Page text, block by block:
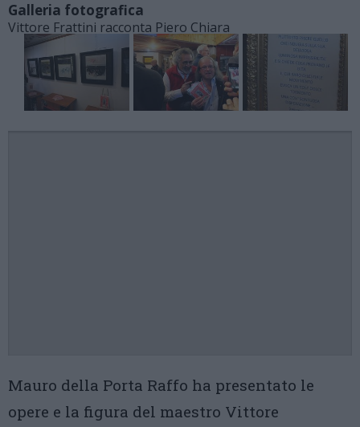
Galleria fotografica
Vittore Frattini racconta Piero Chiara
Mauro della Porta Raffo ha presentato le
opere e la figura del maestro Vittore